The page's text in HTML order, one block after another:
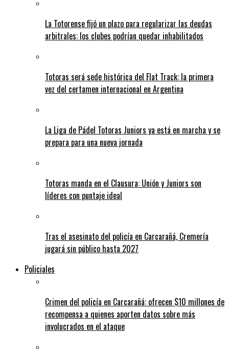
La Totorense fijó un plazo para regularizar las deudas
arbitrales: los clubes podrían quedar inhabilitados
Totoras será sede histórica del Flat Track: la primera
vez del certamen internacional en Argentina
La Liga de Pádel Totoras Juniors ya está en marcha y se
prepara para una nueva jornada
Totoras manda en el Clausura: Unión y Juniors son
líderes con puntaje ideal
Tras el asesinato del policía en Carcarañá, Cremería
jugará sin público hasta 2027
Policiales
Crimen del policía en Carcarañá: ofrecen $10 millones de
recompensa a quienes aporten datos sobre más
involucrados en el ataque